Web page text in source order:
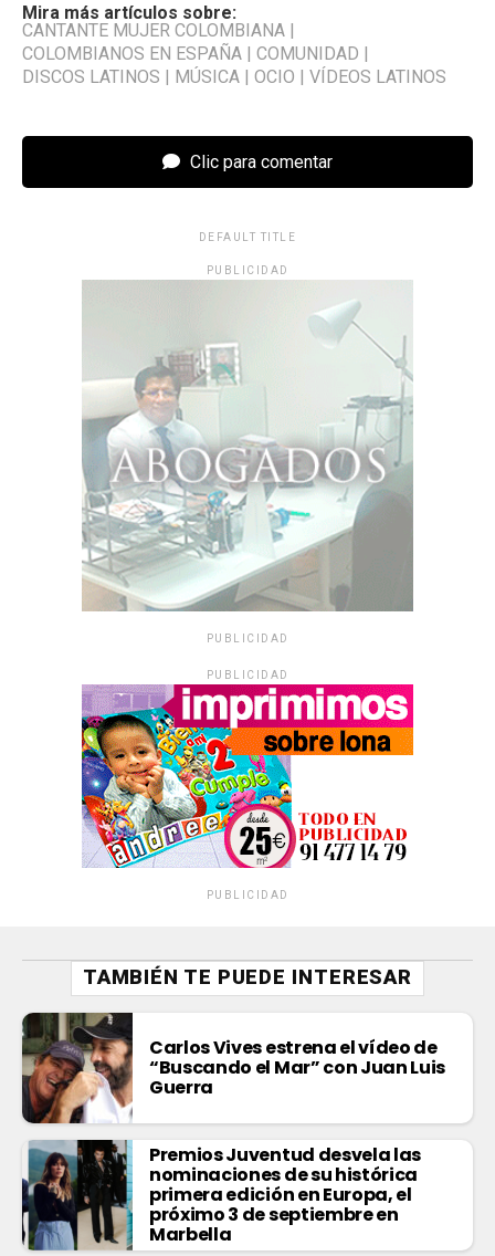
Mira más artículos sobre:
CANTANTE MUJER COLOMBIANA |
COLOMBIANOS EN ESPAÑA | COMUNIDAD |
DISCOS LATINOS | MÚSICA | OCIO | VÍDEOS LATINOS
Clic para comentar
DEFAULT TITLE
PUBLICIDAD
PUBLICIDAD
PUBLICIDAD
PUBLICIDAD
TAMBIÉN TE PUEDE INTERESAR
Carlos Vives estrena el vídeo de
“Buscando el Mar” con Juan Luis
Guerra
Premios Juventud desvela las
nominaciones de su histórica
primera edición en Europa, el
próximo 3 de septiembre en
Marbella